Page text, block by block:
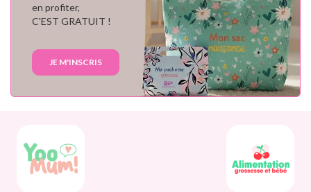
en profiter,
C'EST GRATUIT !
JE M'INSCRIS